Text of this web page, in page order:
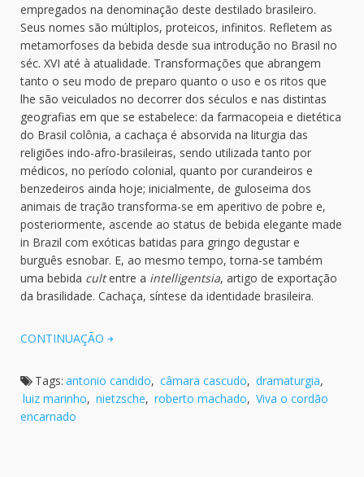
empregados na denominação deste destilado brasileiro.
Seus nomes são múltiplos, proteicos, infinitos. Refletem as
metamorfoses da bebida desde sua introdução no Brasil no
séc. XVI até à atualidade. Transformações que abrangem
tanto o seu modo de preparo quanto o uso e os ritos que
lhe são veiculados no decorrer dos séculos e nas distintas
geografias em que se estabelece: da farmacopeia e dietética
do Brasil colônia, a cachaça é absorvida na liturgia das
religiões indo-afro-brasileiras, sendo utilizada tanto por
médicos, no período colonial, quanto por curandeiros e
benzedeiros ainda hoje; inicialmente, de guloseima dos
animais de tração transforma-se em aperitivo de pobre e,
posteriormente, ascende ao status de bebida elegante made
in Brazil com exóticas batidas para gringo degustar e
burguês esnobar. E, ao mesmo tempo, torna-se também
uma bebida cultentre a intelligentsia, artigo de exportação
da brasilidade. Cachaça, síntese da identidade brasileira.
CONTINUAÇÃO
Tags: antonio candido, câmara cascudo, dramaturgia,
luiz marinho, nietzsche, roberto machado, Viva o cordão
encarnado